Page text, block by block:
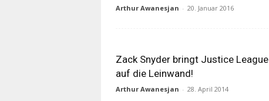
Arthur Awanesjan - 20. Januar 2016
Zack Snyder bringt Justice League
auf die Leinwand!
Arthur Awanesjan - 28. April 2014